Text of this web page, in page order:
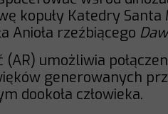
kopuły Katedry
Anioła rzeźbiącego
umożliwia
generowanych
dookoła człowieka.